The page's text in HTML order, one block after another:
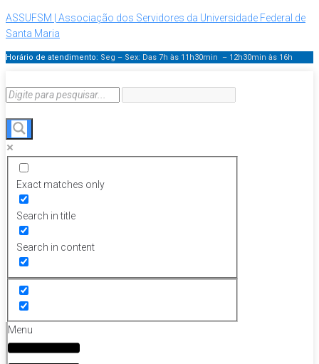
ASSUFSM | Associação dos Servidores da Universidade Federal de
Santa Maria
Horário de atendimento: Seg – Sex: Das 7h às 11h30min – 12h30min às 16h
Exact matches only
Search in title
Search in content
Menu